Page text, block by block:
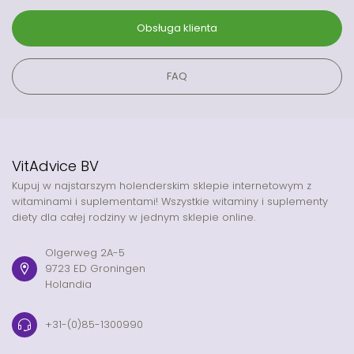
Obsługa klienta
FAQ
VitAdvice BV
Kupuj w najstarszym holenderskim sklepie internetowym z
witaminami i suplementami! Wszystkie witaminy i suplementy
diety dla całej rodziny w jednym sklepie online.
Olgerweg 2A-5
9723 ED Groningen
Holandia
+31-(0)85-1300990